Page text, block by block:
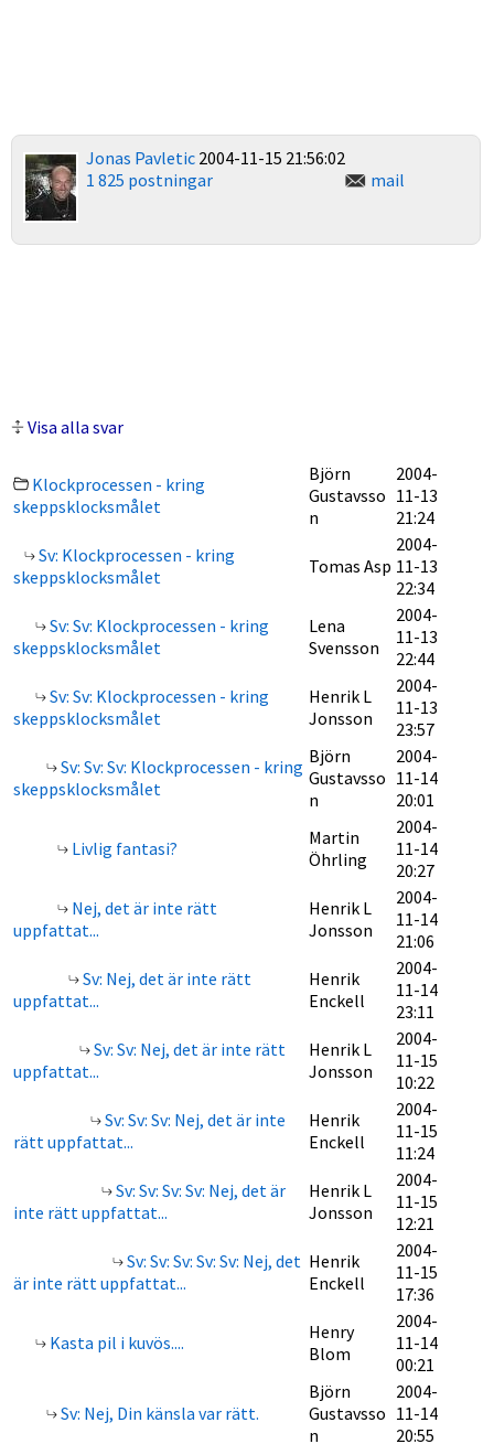
Jonas Pavletic 2004-11-15 21:56:02
1 825 postningar
mail
Visa alla svar
Klockprocessen - kring
skeppsklocksmålet
Björn
Gustavsso
n
2004-
11-13
21:24
Sv: Klockprocessen - kring
skeppsklocksmålet
Tomas Asp
2004-
11-13
22:34
Sv: Sv: Klockprocessen - kring
skeppsklocksmålet
Lena
Svensson
2004-
11-13
22:44
Sv: Sv: Klockprocessen - kring
skeppsklocksmålet
Henrik L
Jonsson
2004-
11-13
23:57
Sv: Sv: Sv: Klockprocessen - kring
skeppsklocksmålet
Björn
Gustavsso
n
2004-
11-14
20:01
Livlig fantasi?
Martin
Öhrling
2004-
11-14
20:27
Nej, det är inte rätt
uppfattat...
Henrik L
Jonsson
2004-
11-14
21:06
Sv: Nej, det är inte rätt
uppfattat...
Henrik
Enckell
2004-
11-14
23:11
Sv: Sv: Nej, det är inte rätt
uppfattat...
Henrik L
Jonsson
2004-
11-15
10:22
Sv: Sv: Sv: Nej, det är inte
rätt uppfattat...
Henrik
Enckell
2004-
11-15
11:24
Sv: Sv: Sv: Sv: Nej, det är
inte rätt uppfattat...
Henrik L
Jonsson
2004-
11-15
12:21
Sv: Sv: Sv: Sv: Sv: Nej, det
är inte rätt uppfattat...
Henrik
Enckell
2004-
11-15
17:36
Kasta pil i kuvös....
Henry
Blom
2004-
11-14
00:21
Sv: Nej, Din känsla var rätt.
Björn
Gustavsso
n
2004-
11-14
20:55